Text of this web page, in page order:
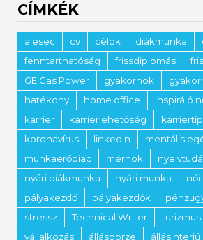
CÍMKÉK
aiesec cv célok diákmunka
fenntarthatóság
frissdiplomás
GE Gas Power
gyakornok
hatékony
home office inspiráló
karrier
karrierlehetőség
koronavírus
linkedin
mentális
munkaerőpiac
mérnök
nyári diákmunka
nyári munka női
pályakezdő
pályakezdők
stressz
Technical Writer turizmus
vállalkozás
állásbörze állásinterjú